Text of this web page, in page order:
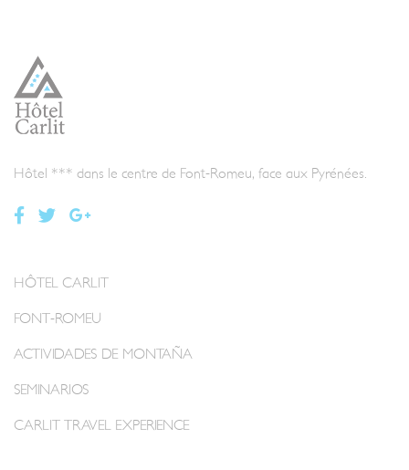
Hôtel *** dans le centre de Font-Romeu, face aux Pyrénées.
HÔTEL CARLIT
FONT-ROMEU
ACTIVIDADES DE MONTAÑA
SEMINARIOS
CARLIT TRAVEL EXPERIENCE